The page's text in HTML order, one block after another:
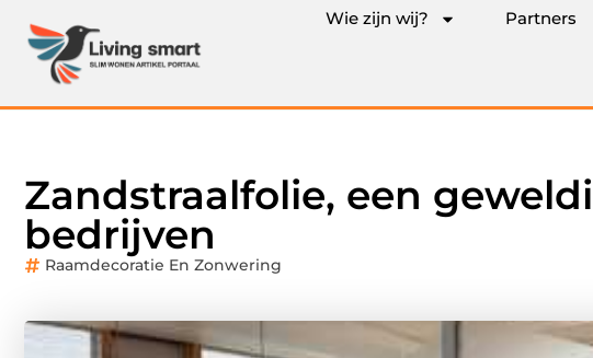
Wie zijn wij? Partners
Zandstraalfolie, een
bedrijven
Raamdecoratie En Zonwering